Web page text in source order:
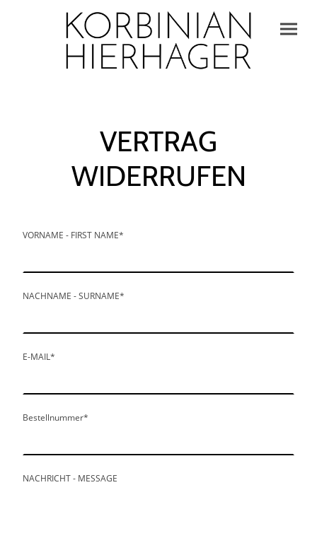
VERTRAG
WIDERRUFEN
VORNAME - FIRST NAME*
NACHNAME - SURNAME*
E-MAIL*
Bestellnummer*
NACHRICHT - MESSAGE